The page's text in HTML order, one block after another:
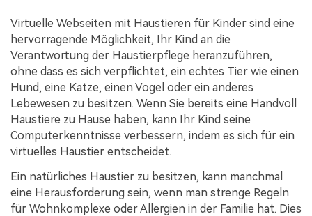
Guide & Support
Mehr Lösungen
Repairit für Email
Für die nahtlose Reparatur von PST- und OST-
Dateien sowie verlorenen Outlook-E-Mails.
Virtuelle Webseiten mit Haustieren für Kinder sind eine
hervorragende Möglichkeit, Ihr Kind an die
Verantwortung der Haustierpflege heranzuführen,
ohne dass es sich verpflichtet, ein echtes Tier wie einen
Hund, eine Katze, einen Vogel oder ein anderes
Lebewesen zu besitzen. Wenn Sie bereits eine Handvoll
Haustiere zu Hause haben, kann Ihr Kind seine
Computerkenntnisse verbessern, indem es sich für ein
virtuelles Haustier entscheidet.
Ein natürliches Haustier zu besitzen, kann manchmal
eine Herausforderung sein, wenn man strenge Regeln
für Wohnkomplexe oder Allergien in der Familie hat. Dies